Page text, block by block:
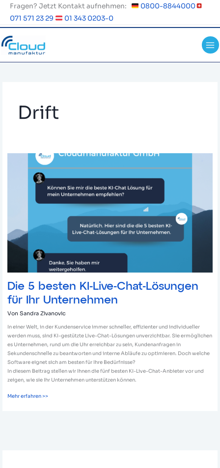
Zum
springen
Fragen? Jetzt Kontakt aufnehmen:
0800-8844000
071 571 23 29
01 343 0203-0
Drift
Die 5 besten KI-Live-Chat-Lösungen
für Ihr Unternehmen
VonSandra Zivanovic
In einer Welt, in der Kundenservice immer schneller, effizienter und individueller
werden muss, sind KI-gestützte Live-Chat-Lösungen unverzichtbar. Sie ermöglichen
es Unternehmen, rund um die Uhr erreichbar zu sein, Kundenanfragen in
Sekundenschnelle zu beantworten und interne Abläufe zu optimieren. Doch welche
Software eignet sich am besten für Ihre Bedürfnisse?
In diesem Beitrag stellen wir Ihnen die fünf besten KI-Live-Chat-Anbieter vor und
zeigen, wie sie Ihr Unternehmen unterstützen können.
Unternehmen
Mehr erfahren >>